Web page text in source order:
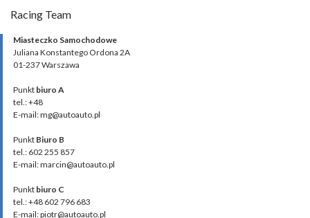
Racing Team
Miasteczko Samochodowe
Juliana Konstantego Ordona 2A
01-237 Warszawa
Punkt biuro A
tel.: +48
E-mail: mg@autoauto.pl
Punkt Biuro B
tel.: 602 255 857
E-mail: marcin@autoauto.pl
Punkt biuro C
tel.: +48 602 796 683
E-mail: piotr@autoauto.pl